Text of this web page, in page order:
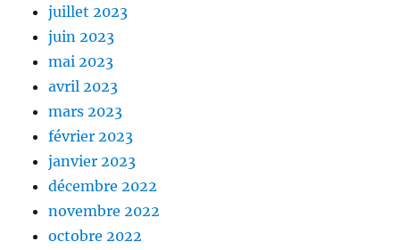
juillet 2023
juin 2023
mai 2023
avril 2023
mars 2023
février 2023
janvier 2023
décembre 2022
novembre 2022
octobre 2022